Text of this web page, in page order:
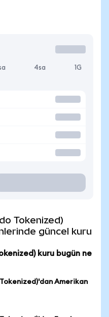
4sa 1G
Tokenized)
güncel kuru
kuru bugün ne
Amerikan